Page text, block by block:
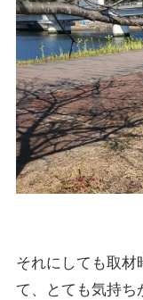
それにしても取材
て、とても気持ち